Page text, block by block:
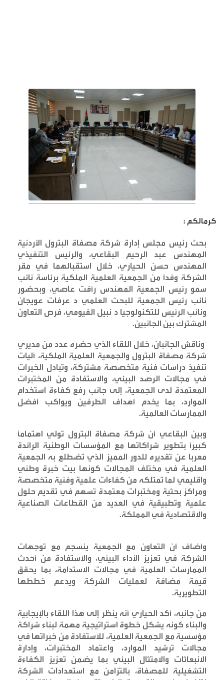
كرمالكم :
بحث رئيس مجلس إدارة شركة مصفاة البترول الأردنية
المهندس عبد الرحيم البقاعي، والرئيس التنفيذي
المهندس حسن الحياري، خلال استقبالهما في مقر
الشركة وفدًا من الجمعية العلمية الملكية برئاسة نائب
سمو رئيس الجمعية المهندس رأفت عاصي، وبحضور
نائب رئيس الجمعية للبحث العلمي د عرفات عويجان
ونائب الرئيس للتكنولوجيا د نبيل الفيومي، فرص التعاون
المشترك بين الجانبين.
وناقش الجانبان، خلال اللقاء الذي حضره عدد من مديري
شركة مصفاة البترول والجمعية العلمية الملكية، آليات
تنفيذ دراسات فنية متخصصة مشتركة، وتبادل الخبرات
في مجالات الرصد البيئي، والاستفادة من المختبرات
المعتمدة لدى الجمعية، إلى جانب رفع كفاءة استخدام
الموارد، بما يخدم أهداف الطرفين ويواكب أفضل
الممارسات العالمية.
وبين البقاعي أن شركة مصفاة البترول تولي اهتماماً
كبيراً بتطوير شراكاتها مع المؤسسات الوطنية الرائدة
معربا عن تقديره للدور المميز الذي تضطلع به الجمعية
العلمية في مختلف المجالات كونها بيت خبرة وطني
واقليمي لما تمتلكه من كفاءات علمية وفنية متخصصة
ومراكز بحثية ومختبرات معتمدة تسهم في تقديم حلول
علمية وتطبيقية في العديد من القطاعات الصناعية
والاقتصادية في المملكة.
وأضاف أن التعاون مع الجمعية ينسجم مع توجهات
الشركة في تعزيز الأداء البيئي، والاستفادة من أحدث
الممارسات العلمية في مجالات الاستدامة، بما يحقق
قيمة مضافة لعمليات الشركة ويدعم خططها
التطويرية.
من جانبه، أكد الحياري أنه ينظر إلى هذا اللقاء بالإيجابية
والبناء كونه يشكل خطوة استراتيجية مهمة لبناء شراكة
مؤسسية مع الجمعية العلمية، للاستفادة من خبراتها في
مجالات ترشيد الموارد، واعتماد المختبرات، وإدارة
الانبعاثات والامتثال البيئي بما يضمن تعزيز الكفاءة
التشغيلية للمصفاة، بالتزامن مع استعدادات الشركة